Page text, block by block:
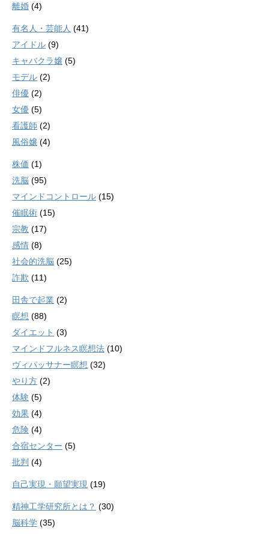
離婚 (4)
有名人・芸能人 (41)
アイドル (9)
キャバクラ嬢 (5)
モデル (2)
俳優 (2)
女優 (5)
看護師 (2)
風俗嬢 (4)
株価 (1)
洗脳 (95)
マインドコントロール (15)
催眠術 (15)
宗教 (17)
感情 (8)
社会的洗脳 (25)
詐欺 (11)
田舎で起業 (2)
瞑想 (88)
ダイエット (3)
マインドフルネス瞑想法 (10)
ヴィパッサナー瞑想 (32)
やり方 (2)
体験 (5)
効果 (4)
危険 (4)
合宿センター (5)
批判 (4)
自己実現・願望実現 (19)
精神工学研究所とは？ (30)
脳科学 (35)